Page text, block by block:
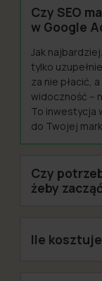
Czy SEO
w Google
Jak
tylko
za nie płacić,
widoczność –
To inwestycja
do Twojej
Czy
żeby
Ile kosztuje